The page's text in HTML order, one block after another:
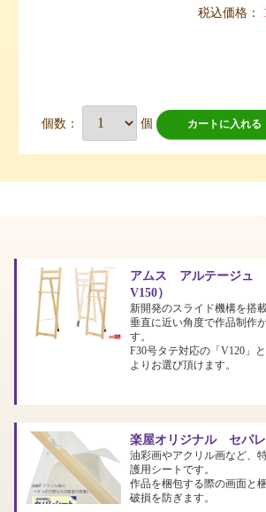
税込価格：
個数： 個 カートに入れる
アムス アルテージュ
V150）
新開発のスライド機構を搭
垂直に近い角度で作品制作
す。
F30号タテ対応の「V120」
よりお選び頂けます。
楽屋オリジナル セパレ
油彩画やアクリル画など、
護用シートです。
作品を梱包する際の画面と
破損を防ぎます。